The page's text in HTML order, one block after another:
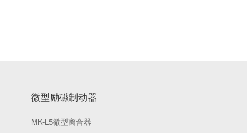
微型励磁制动器
MK-L5微型离合器